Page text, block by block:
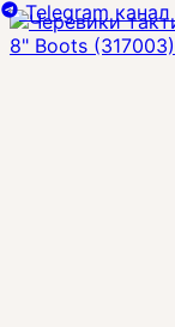
Telegram канал